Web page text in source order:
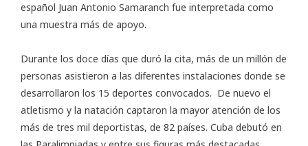
español Juan Antonio Samaranch fue interpretada como
una muestra más de apoyo.
Durante los doce días que duró la cita, más de un millón de
personas asistieron a las diferentes instalaciones donde se
desarrollaron los 15 deportes convocados. De nuevo el
atletismo y la natación captaron la mayor atención de los
más de tres mil deportistas, de 82 países. Cuba debutó en